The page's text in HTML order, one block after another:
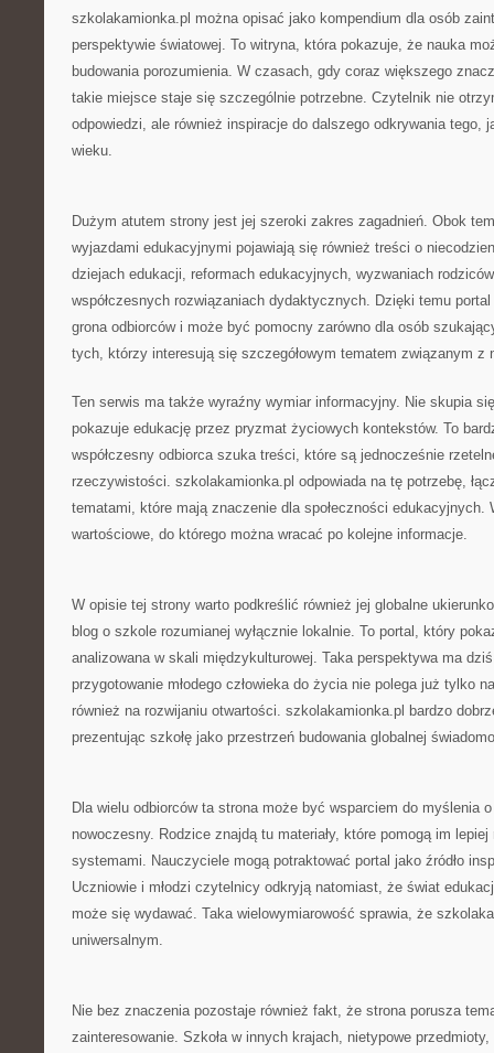
szkolakamionka.pl można opisać jako kompendium dla osób
perspektywie światowej. To witryna, która pokazuje, że nauka
budowania porozumienia. W czasach, gdy coraz większego
takie miejsce staje się szczególnie potrzebne. Czytelnik nie
odpowiedzi, ale również inspiracje do dalszego odkrywania tego,
wieku.
Dużym atutem strony jest jej szeroki zakres zagadnień. Obok
wyjazdami edukacyjnymi pojawiają się również treści o
dziejach edukacji, reformach edukacyjnych, wyzwaniach
współczesnych rozwiązaniach dydaktycznych. Dzięki temu
grona odbiorców i może być pomocny zarówno dla osób
tych, którzy interesują się szczegółowym tematem związanym z
Ten serwis ma także wyraźny wymiar informacyjny. Nie skupia
pokazuje edukację przez pryzmat życiowych kontekstów. To
współczesny odbiorca szuka treści, które są jednocześnie
rzeczywistości. szkolakamionka.pl odpowiada na tę potrzebę,
tematami, które mają znaczenie dla społeczności edukacyjnych.
wartościowe, do którego można wracać po kolejne informacje.
W opisie tej strony warto podkreślić również jej globalne
blog o szkole rozumianej wyłącznie lokalnie. To portal, który
analizowana w skali międzykulturowej. Taka perspektywa ma
przygotowanie młodego człowieka do życia nie polega już tylko
również na rozwijaniu otwartości. szkolakamionka.pl bardzo
prezentując szkołę jako przestrzeń budowania globalnej
Dla wielu odbiorców ta strona może być wsparciem do myślenia
nowoczesny. Rodzice znajdą tu materiały, które pomogą im
systemami. Nauczyciele mogą potraktować portal jako źródło
Uczniowie i młodzi czytelnicy odkryją natomiast, że świat
może się wydawać. Taka wielowymiarowość sprawia, że
uniwersalnym.
Nie bez znaczenia pozostaje również fakt, że strona porusza
zainteresowanie. Szkoła w innych krajach, nietypowe